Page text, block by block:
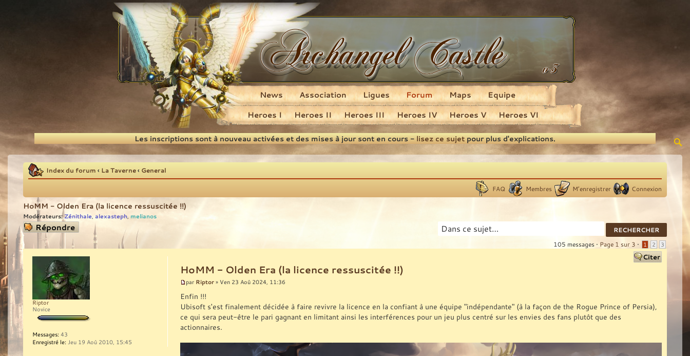
Recherche
Heroes I Heroes II Heroes III Heroes IV Heroes V Heroes VI
News Association Ligues Forum Maps Equipe
Les inscriptions sont à nouveau activées et des mises à jour sont en cours -lisez ce sujetpour plus d'explications.
Index du forum ‹ La Taverne‹ General
FAQ Membres M’enregistrer Connexion
HoMM - Olden Era (la licence ressuscitée !!)
Modérateurs: Zénithale, alexasteph, melianos
Répondre
105 messages • Page 1 sur 3 • 1 2 3
HoMM - Olden Era (la licence ressuscitée !!)
par Riptor » Ven 23 Aoû 2024, 11:36
Enfin !!!
Ubisoft s'est finalement décidée à faire revivre la licence en la confiant à une équipe "indépendante" (à la façon de the Rogue Prince of Persia),
ce qui sera peut-être le pari gagnant en limitant ainsi les interférences pour un jeu plus centré sur les envies des fans plutôt que des
actionnaires.
Riptor
Novice
Messages: 43
Enregistré le: Jeu 19 Aoû 2010, 15:45